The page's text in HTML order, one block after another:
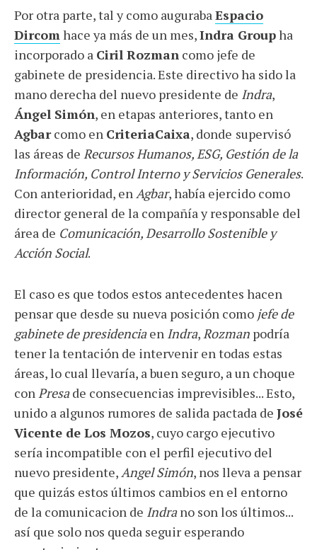
Por otra parte, tal y como augurabaEspacio
Dircomhace ya más de un mes,Indra Groupha
incorporado a Ciril Rozman como jefe de
gabinete de presidencia. Este directivo ha sido la
mano derecha del nuevo presidente de Indra,
Ángel Simón, en etapas anteriores, tanto en
Agbarcomo en CriteriaCaixa, donde supervisó
las áreas de Recursos Humanos, ESG, Gestión de la
Información, Control Interno y Servicios Generales.
Con anterioridad, enAgbar, había ejercido como
director general de la compañía y responsable del
área de Comunicación, Desarrollo Sostenible y
Acción Social.
El caso es que todos estos antecedentes hacen
pensar que desde su nueva posición como jefe de
gabinete de presidenciaen Indra,Rozman podría
tener la tentación de intervenir en todas estas
áreas, lo cual llevaría, a buen seguro, a un choque
conPresade consecuencias imprevisibles... Esto,
unido a algunos rumores de salida pactada de José
Vicente de Los Mozos, cuyo cargo ejecutivo
sería incompatible con el perfil ejecutivo del
nuevo presidente,Angel Simón, nos lleva a pensar
que quizás estos últimos cambios en el entorno
de la comunicacion de Indrano son los últimos...
así que solo nos queda seguir esperando